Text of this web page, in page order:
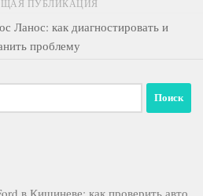
ПУБЛИКАЦИЯ
Ланос: как диагностировать и
проблему
в Кишиневе: как проверить авто